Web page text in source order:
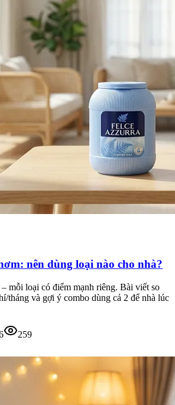
nên dùng loại nào cho nhà?
mỗi loại có điểm mạnh riêng. Bài viết so
tháng và gợi ý combo dùng cả 2 để nhà lúc
259